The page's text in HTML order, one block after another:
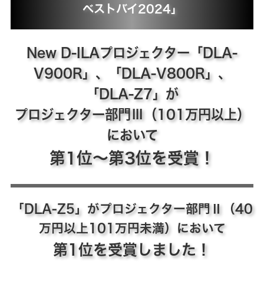
ベストバイ2024」
New D-ILAプロジェクター「DLA-
V900R」、「DLA-V800R」、
「DLA-Z7」が
プロジェクター部門Ⅲ（101万円以上）
において
第1位～第3位を受賞！
「DLA-Z5」がプロジェクター部門Ⅱ（40
万円以上101万円未満）において
第1位を受賞しました！